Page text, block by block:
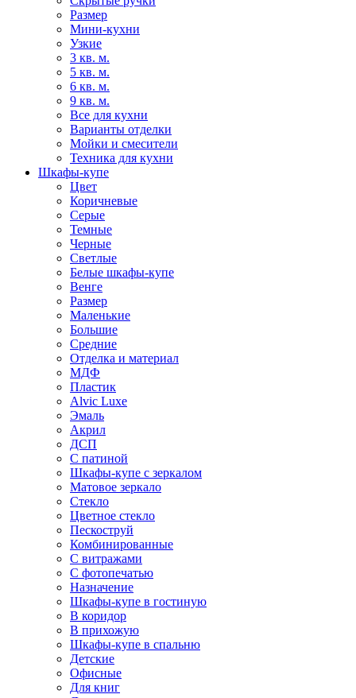
Размер
Мини-кухни
Узкие
3 кв. м.
5 кв. м.
6 кв. м.
9 кв. м.
Все для кухни
Варианты отделки
Мойки и смесители
Техника для кухни
Шкафы-купе
Цвет
Коричневые
Серые
Темные
Черные
Светлые
Белые шкафы-купе
Венге
Размер
Маленькие
Большие
Средние
Отделка и материал
МДФ
Пластик
Alvic Luxe
Эмаль
Акрил
ДСП
С патиной
Шкафы-купе с зеркалом
Матовое зеркало
Стекло
Цветное стекло
Пескоструй
Комбинированные
С витражами
С фотопечатью
Назначение
Шкафы-купе в гостиную
В коридор
В прихожую
Шкафы-купе в спальню
Детские
Офисные
Для книг